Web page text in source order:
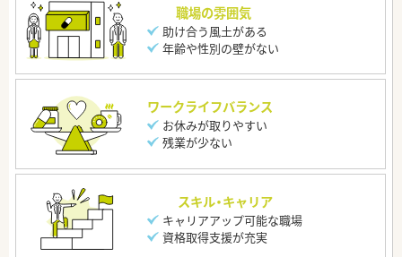
職場の雰囲気
助け合う風土がある
年齢や性別の壁がない
ワークライフバランス
お休みが取りやすい
残業が少ない
スキル・キャリア
キャリアアップ可能な職場
資格取得支援が充実